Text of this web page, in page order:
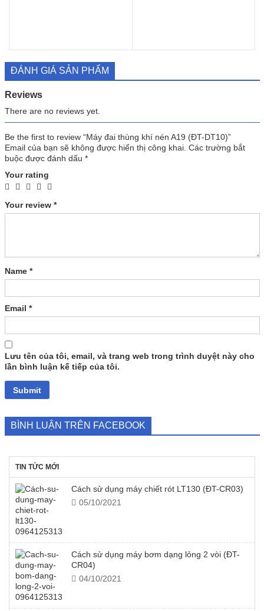
ĐÁNH GIÁ SẢN PHẨM
Reviews
There are no reviews yet.
Be the first to review “Máy đai thùng khí nén A19 (ĐT-DT10)”
Email của bạn sẽ không được hiển thị công khai. Các trường bắt
buộc được đánh dấu *
Your rating
Your review *
Name *
Email *
Lưu tên của tôi, email, và trang web trong trình duyệt này cho
lần bình luận kế tiếp của tôi.
BÌNH LUẬN TRÊN FACEBOOK
TIN TỨC MỚI
Cách sử dụng máy chiết rót LT130 (ĐT-CR03)
05/10/2021
Cách sử dụng máy bơm dạng lỏng 2 vòi (ĐT-
CR04)
04/10/2021